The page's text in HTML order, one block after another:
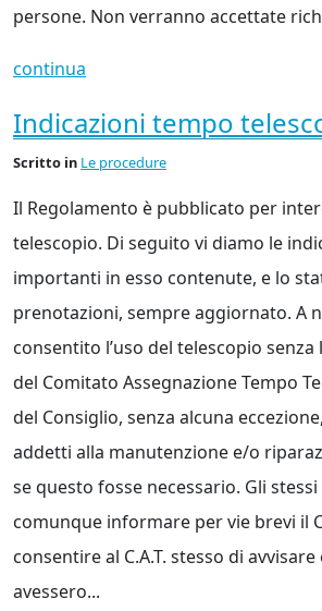
persone. Non verranno accettate
continua
Indicazioni tempo
Scritto in Le procedure
Il Regolamento è pubblicato per
telescopio. Di seguito vi diamo le
importanti in esso contenute, e lo
prenotazioni, sempre aggiornato. A
consentito l’uso del telescopio senza
del Comitato Assegnazione Tempo
del Consiglio, senza alcuna
addetti alla manutenzione e/o
se questo fosse necessario. Gli
comunque informare per vie brevi il
consentire al C.A.T. stesso di
avessero...